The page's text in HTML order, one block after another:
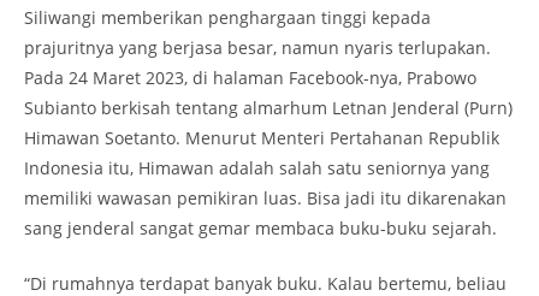
Siliwangi memberikan penghargaan tinggi kepada
prajuritnya yang berjasa besar, namun nyaris terlupakan.
Pada 24 Maret 2023, di halaman Facebook-nya, Prabowo
Subianto berkisah tentang almarhum Letnan Jenderal (Purn)
Himawan Soetanto. Menurut Menteri Pertahanan Republik
Indonesia itu, Himawan adalah salah satu seniornya yang
memiliki wawasan pemikiran luas. Bisa jadi itu dikarenakan
sang jenderal sangat gemar membaca buku-buku sejarah.
“Di rumahnya terdapat banyak buku. Kalau bertemu, beliau